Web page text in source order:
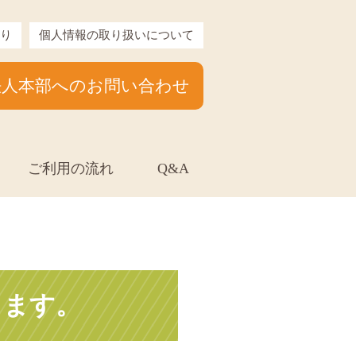
個人情報の取り扱いについて
本部へのお問い合わせ
ご利用の流れ Q&A
す。